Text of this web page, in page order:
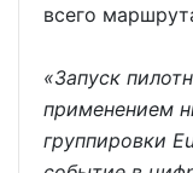
всего
«Запуск
применением
группировки